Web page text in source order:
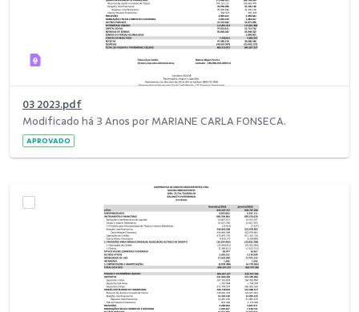
03 2023.pdf
Modificado há 3 Anos por MARIANE CARLA FONSECA.
APROVADO